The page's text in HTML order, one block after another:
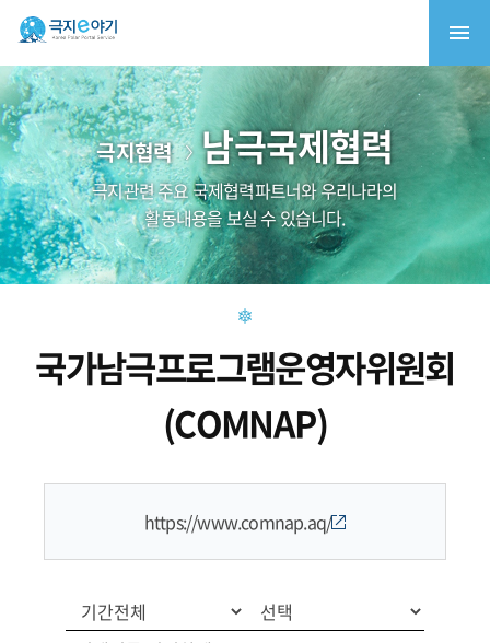
극지협력 남극국제협력
극지관련 주요 국제협력파트너와 우리나라의
활동내용을 보실 수 있습니다.
국가남극프로그램운영자위원회
(COMNAP)
https://www.comnap.aq/